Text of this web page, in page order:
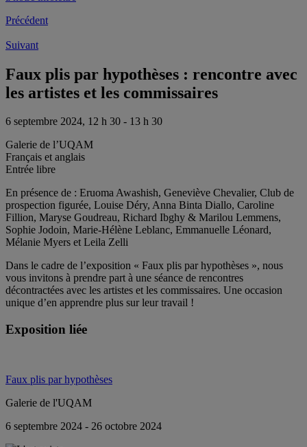
Précédent
Suivant
Faux plis par hypothèses : rencontre avec
les artistes et les commissaires
6 septembre 2024, 12 h 30 - 13 h 30
Galerie de l’UQAM
Français et anglais
Entrée libre
En présence de : Eruoma Awashish, Geneviève Chevalier, Club de
prospection figurée, Louise Déry, Anna Binta Diallo, Caroline
Fillion, Maryse Goudreau, Richard Ibghy & Marilou Lemmens,
Sophie Jodoin, Marie-Hélène Leblanc, Emmanuelle Léonard,
Mélanie Myers et Leila Zelli
Dans le cadre de l’exposition « Faux plis par hypothèses », nous
vous invitons à prendre part à une séance de rencontres
décontractées avec les artistes et les commissaires. Une occasion
unique d’en apprendre plus sur leur travail !
Exposition liée
Faux plis par hypothèses
Galerie de l'UQAM
6 septembre 2024 - 26 octobre 2024